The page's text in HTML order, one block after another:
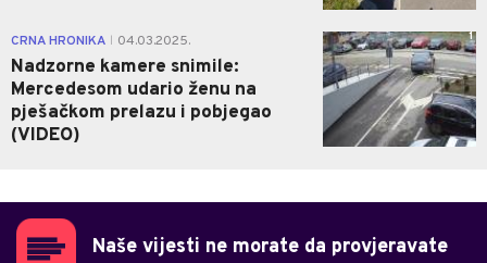
CRNA HRONIKA 04.03.2025.
Nadzorne kamere snimile:
Mercedesom udario ženu na
pješačkom prelazu i pobjegao
(VIDEO)
1
Naše vijesti ne morate da provjeravate